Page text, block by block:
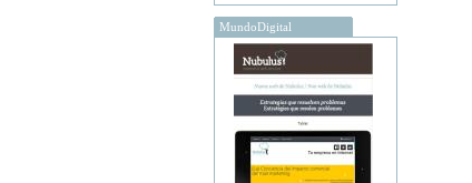
MundoDigital